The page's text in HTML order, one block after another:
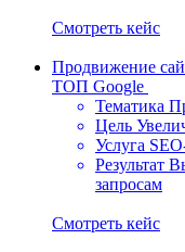
Cмотреть кейс
Продвижение
ТОП Google
Тематика
Цель
Услуга
Результат
запросам
Cмотреть кейс